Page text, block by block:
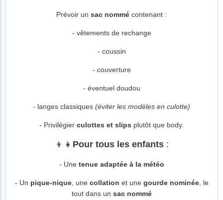
Prévoir un sac nommé contenant :
- vêtements de rechange
- coussin
- couverture
- éventuel doudou
- langes classiques (éviter les modèles en culotte)
- Privilégier culottes et slips plutôt que body.
👦👧 Pour tous les enfants:
- Une tenue adaptée à la météo
- Un pique-nique, une collation et une gourde nominée, le
tout dans un sac nommé